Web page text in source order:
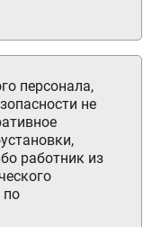
персонала,
не
работник из
по